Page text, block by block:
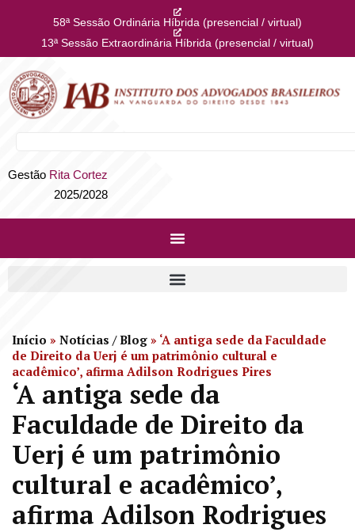
58ª Sessão Ordinária Híbrida (presencial / virtual)
13ª Sessão Extraordinária Híbrida (presencial / virtual)
Gestão Rita Cortez
2025/2028
Início » Notícias / Blog » ‘A antiga sede da Faculdade
de Direito da Uerj é um patrimônio cultural e
acadêmico’, afirma Adilson Rodrigues Pires
‘A antiga sede da
Faculdade de Direito da
Uerj é um patrimônio
cultural e acadêmico’,
afirma Adilson Rodrigues